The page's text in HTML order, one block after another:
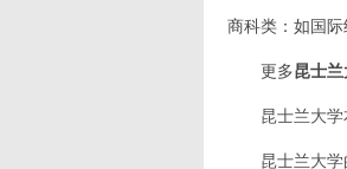
商科类：如国际
更多昆士
昆士兰大学
昆士兰大